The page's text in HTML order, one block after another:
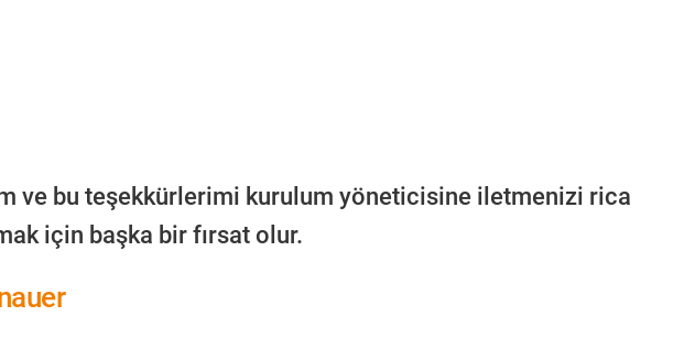
ve bu teşekkürlerimi kurulum yöneticisine iletmenizi rica
için başka bir fırsat olur.